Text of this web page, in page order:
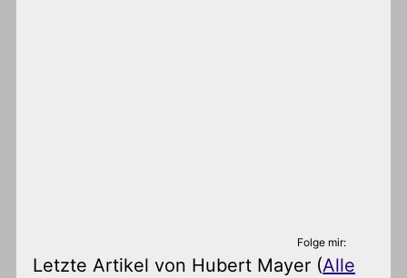
Folge mir:
Letzte Artikel von Hubert Mayer (Alle